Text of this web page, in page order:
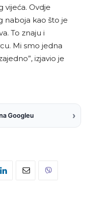
vijeća. Ovdje
naboja kao što je
To znaju i
Mi smo jedna
izjavio je
Googleu ›